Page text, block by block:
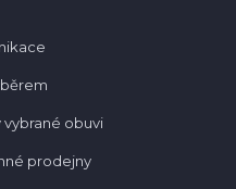
vybrané obuvi
prodejny